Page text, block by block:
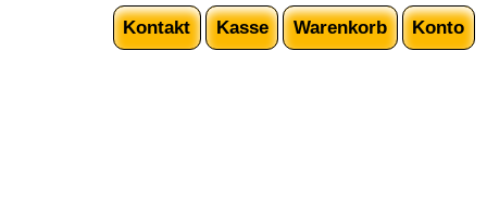
Kontakt Kasse Warenkorb Konto